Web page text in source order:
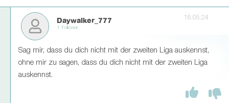
Daywalker_777
1 Follower
16.05.24
Sag mir, dass du dich nicht mit der zweiten Liga auskennst,
ohne mir zu sagen, dass du dich nicht mit der zweiten Liga
auskennst.